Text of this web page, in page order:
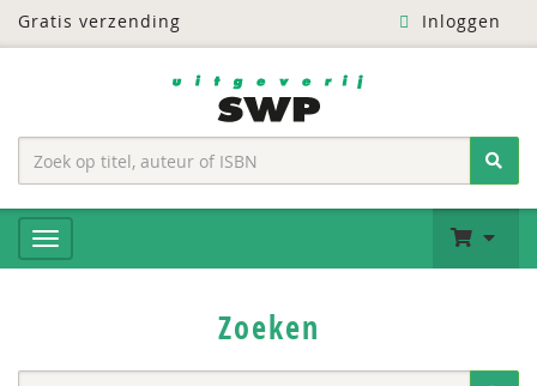
Gratis verzending Inloggen
Zoeken